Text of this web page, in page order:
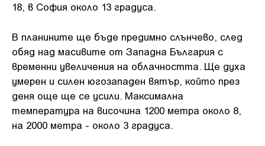
18, в София около 13 градуса.
В планините ще бъде предимно слънчево, след
обяд над масивите от Западна България с
временни увеличения на облачността. Ще духа
умерен и силен югозападен вятър, който през
деня още ще се усили. Максимална
температура на височина 1200 метра около 8,
на 2000 метра - около 3 градуса.